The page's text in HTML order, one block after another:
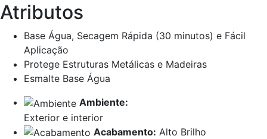
Atributos
Base Água, Secagem Rápida (30 minutos) e Fácil
Aplicação
Protege Estruturas Metálicas e Madeiras
Esmalte Base Água
Ambiente:
Exterior e interior
Acabamento: Alto Brilho